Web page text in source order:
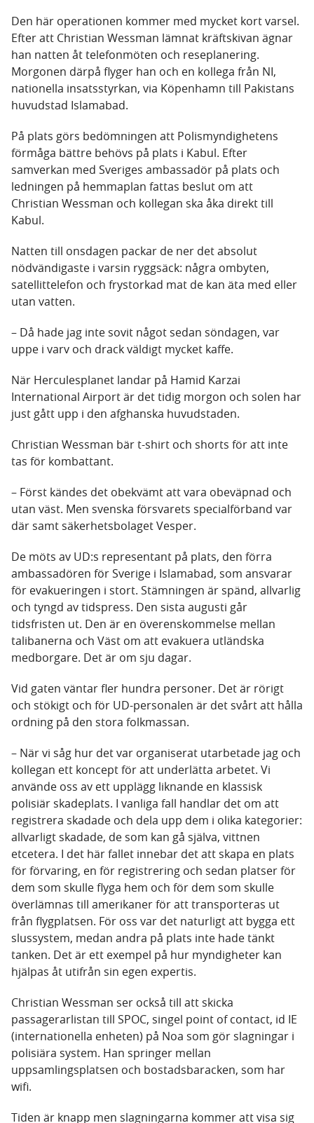
Den här operationen kommer med mycket kort varsel.
Efter att Christian Wessman lämnat kräftskivan ägnar
han natten åt telefonmöten och reseplanering.
Morgonen därpå flyger han och en kollega från NI,
nationella insatsstyrkan, via Köpenhamn till Pakistans
huvudstad Islamabad.
På plats görs bedömningen att Polismyndighetens
förmåga bättre behövs på plats i Kabul. Efter
samverkan med Sveriges ambassadör på plats och
ledningen på hemmaplan fattas beslut om att
Christian Wessman och kollegan ska åka direkt till
Kabul.
Natten till onsdagen packar de ner det absolut
nödvändigaste i varsin ryggsäck: några ombyten,
satellittelefon och frystorkad mat de kan äta med eller
utan vatten.
– Då hade jag inte sovit något sedan söndagen, var
uppe i varv och drack väldigt mycket kaffe.
När Herculesplanet landar på Hamid Karzai
International Airport är det tidig morgon och solen har
just gått upp i den afghanska huvudstaden.
Christian Wessman bär t-shirt och shorts för att inte
tas för kombattant.
– Först kändes det obekvämt att vara obeväpnad och
utan väst. Men svenska försvarets specialförband var
där samt säkerhetsbolaget Vesper.
De möts av UD:s representant på plats, den förra
ambassadören för Sverige i Islamabad, som ansvarar
för evakueringen i stort. Stämningen är spänd, allvarlig
och tyngd av tidspress. Den sista augusti går
tidsfristen ut. Den är en överenskommelse mellan
talibanerna och Väst om att evakuera utländska
medborgare. Det är om sju dagar.
Vid gaten väntar fler hundra personer. Det är rörigt
och stökigt och för UD-personalen är det svårt att hålla
ordning på den stora folkmassan.
– När vi såg hur det var organiserat utarbetade jag och
kollegan ett koncept för att underlätta arbetet. Vi
använde oss av ett upplägg liknande en klassisk
polisiär skadeplats. I vanliga fall handlar det om att
registrera skadade och dela upp dem i olika kategorier:
allvarligt skadade, de som kan gå själva, vittnen
etcetera. I det här fallet innebar det att skapa en plats
för förvaring, en för registrering och sedan platser för
dem som skulle flyga hem och för dem som skulle
överlämnas till amerikaner för att transporteras ut
från flygplatsen. För oss var det naturligt att bygga ett
slussystem, medan andra på plats inte hade tänkt
tanken. Det är ett exempel på hur myndigheter kan
hjälpas åt utifrån sin egen expertis.
Christian Wessman ser också till att skicka
passagerarlistan till SPOC, singel point of contact, id IE
(internationella enheten) på Noa som gör slagningar i
polisiära system. Han springer mellan
uppsamlingsplatsen och bostadsbaracken, som har
wifi.
Tiden är knapp men slagningarna kommer att visa sig